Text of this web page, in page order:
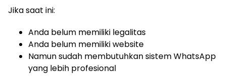
Jika saat ini:
Anda belum memiliki legalitas
Anda belum memiliki website
Namun sudah membutuhkan sistem WhatsApp
yang lebih profesional